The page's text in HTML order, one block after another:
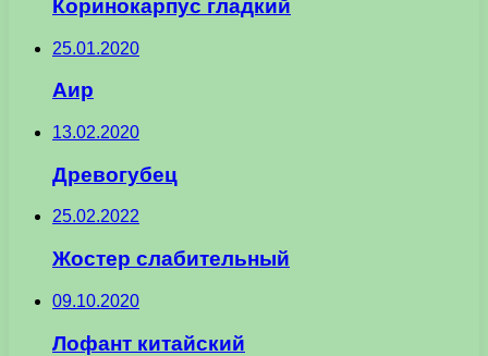
Коринокарпус гладкий
25.01.2020
Аир
13.02.2020
Древогубец
25.02.2022
Жостер слабительный
09.10.2020
Лофант китайский